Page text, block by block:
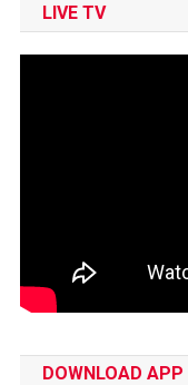
LIVE TV
DOWNLOAD APP